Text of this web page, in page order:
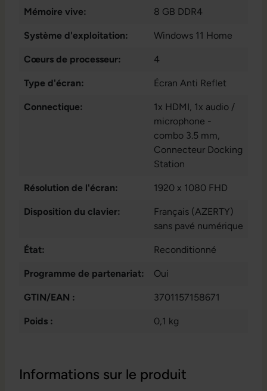
Informations sur le produit
Mémoire vive: 8 GB DDR4
Système d'exploitation: Windows 11 Home
Cœurs de processeur: 4
Type d'écran: Écran Anti Reflet
Connectique: 1x HDMI, 1x audio /
microphone -
combo 3.5 mm,
Connecteur Docking
Station
Résolution de l'écran: 1920 x 1080 FHD
Disposition du clavier:
Français (AZERTY)
sans pavé numérique
État: Reconditionné
Programme de partenariat: Oui
GTIN/EAN : 3701157158671
Poids : 0,1 kg